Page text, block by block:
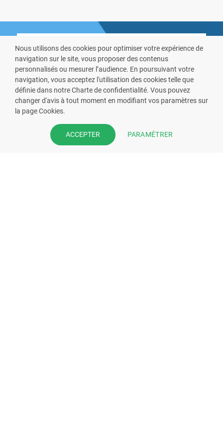
VOUS ÊTES PHARMACIEN ?
Prenez la main sur votre fiche
pharmacie et offrez à vos patient
l’application mobile de votre
Nous utilisons des cookies pour optimiser votre expérience de
navigation sur le site, vous proposer des contenus
personnalisés ou mesurer l’audience. En poursuivant votre
navigation, vous acceptez l'utilisation des cookies telle que
définie dans notre Charte de confidentialité. Vous pouvez
changer d'avis à tout moment en modifiant vos paramètres sur
la page Cookies.
ACCEPTER PARAMÉTRER